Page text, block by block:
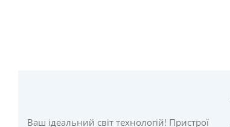
Ваш ідеальний світ технологій! Пристрої